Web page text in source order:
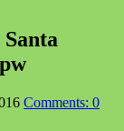
Comments: 0